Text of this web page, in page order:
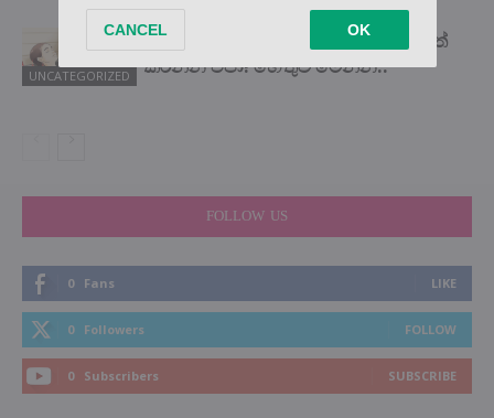
UNCATEGORIZED
කෑවට පස්සේ මේ දේවල් නම් කවදාවත්
කරන්න එපා! හේතුව මෙන්න..
FOLLOW US
0 Fans LIKE
0 Followers FOLLOW
0 Subscribers SUBSCRIBE